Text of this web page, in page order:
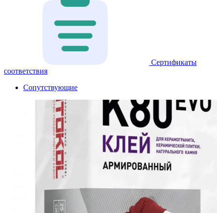
Сертификаты
соответствия
Сопутствующие